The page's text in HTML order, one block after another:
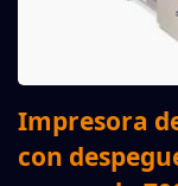
Impresora
con